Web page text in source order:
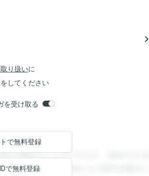
navigate_next
り扱いに
してください
を受け取る
を閲覧することができます。登録すると回
とができます。登録すると回答を閲覧する
で無料登録
で無料登録